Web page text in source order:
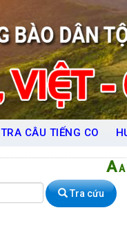
TRA CÂU TIẾNG CO
AA
Tra cứu